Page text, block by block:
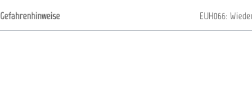
Gefahrenhinweise EUH066: